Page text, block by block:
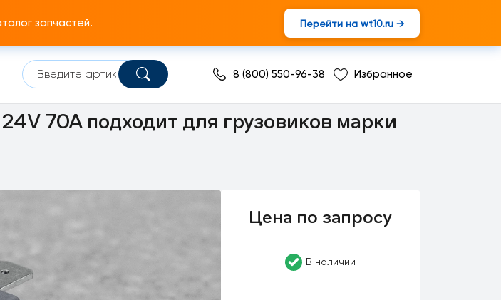
запчастей. Перейти на wt10.ru →
8 (800) 550-96-38 Избранное
электропанель Реле
70A подходит для грузовиков марки
Цена по запросу
В наличии